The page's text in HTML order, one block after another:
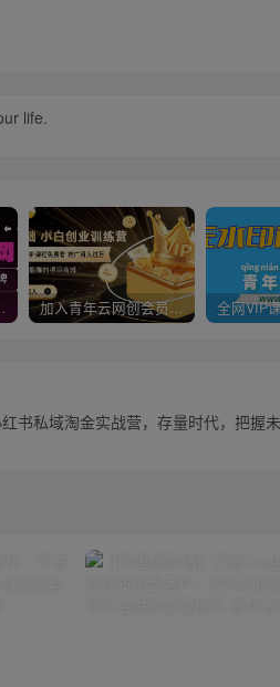
life.
经我也是个失败者。 加入青年云网创会员，全站资源免费学习。加入高级合伙人，推广日入1000+
书私域淘金实战营，存量时代，把握